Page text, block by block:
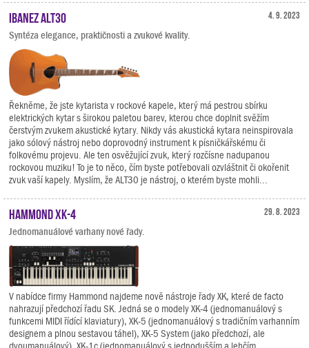
4. 9. 2023
Ibanez ALT30
Syntéza elegance, praktičnosti a zvukové kvality.
Řekněme, že jste kytarista v rockové kapele, který má pestrou sbírku
elektrických kytar s širokou paletou barev, kterou chce doplnit svěžím
čerstvým zvukem akustické kytary. Nikdy vás akustická kytara neinspirovala
jako sólový nástroj nebo doprovodný instrument k písničkářskému či
folkovému projevu. Ale ten osvěžující zvuk, který rozčísne nadupanou
rockovou muziku! To je to něco, čím byste potřebovali ozvláštnit či okořenit
zvuk vaší kapely. Myslím, že ALT30 je nástroj, o kterém byste mohli...
29. 8. 2023
Hammond XK-4
Jednomanuálové varhany nové řady.
V nabídce firmy Hammond najdeme nově nástroje řady XK, které de facto
nahrazují předchozí řadu SK. Jedná se o modely XK-4 (jednomanuálový s
funkcemi MIDI řídící klaviatury), XK-5 (jednomanuálový s tradičním varhanním
designem a plnou sestavou táhel), XK-5 System (jako předchozí, ale